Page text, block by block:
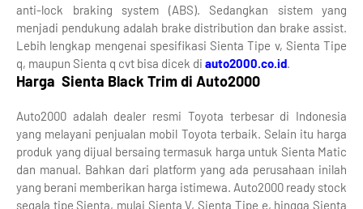
anti-lock braking system (ABS). Sedangkan sistem yang
menjadi pendukung adalah brake distribution dan brake assist.
Lebih lengkap mengenai spesifikasi Sienta Tipe v, Sienta Tipe
q, maupun Sienta q cvt bisa dicek di auto2000.co.id.
Harga Sienta Black Trim di Auto2000
Auto2000 adalah dealer resmi Toyota terbesar di Indonesia
yang melayani penjualan mobil Toyota terbaik. Selain itu harga
produk yang dijual bersaing termasuk harga untuk Sienta Matic
dan manual. Bahkan dari platform yang ada perusahaan inilah
yang berani memberikan harga istimewa. Auto2000 ready stock
segala tipe Sienta, mulai Sienta V, Sienta Tipe e, hingga Sienta